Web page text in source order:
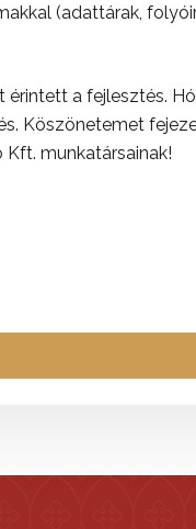
(adattárak,
a fejlesztés.
Köszönetemet
munkatársainak!